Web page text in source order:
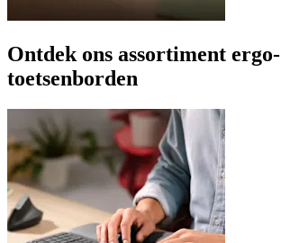
Ontdek ons assortiment ergo-
toetsenborden